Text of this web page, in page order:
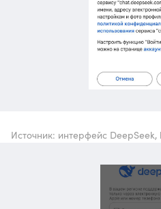
Источник: интерфейс